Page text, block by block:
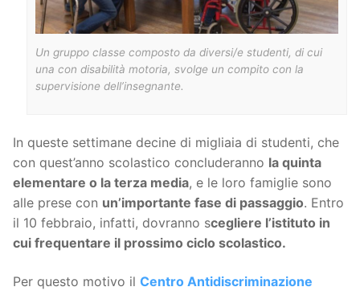
Un gruppo classe composto da diversi/e studenti, di cui
una con disabilità motoria, svolge un compito con la
supervisione dell’insegnante.
In queste settimane decine di migliaia di studenti, che
con quest’anno scolastico concluderanno la quinta
elementare o la terza media, e le loro famiglie sono
alle prese con un’importante fase di passaggio. Entro
il 10 febbraio, infatti, dovranno scegliere l’istituto in
cui frequentare il prossimo ciclo scolastico.
Per questo motivo il Centro Antidiscriminazione